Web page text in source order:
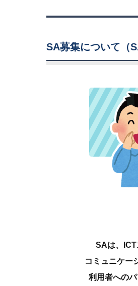
SA募集について（
SAは、ICT
コミュニケー
利用者への